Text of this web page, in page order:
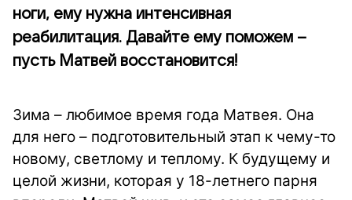
ноги, ему нужна интенсивная
реабилитация. Давайте ему поможем –
пусть Матвей восстановится!
Зима – любимое время года Матвея. Она
для него – подготовительный этап к чему-то
новому, светлому и теплому. К будущему и
целой жизни, которая у 18-летнего парня